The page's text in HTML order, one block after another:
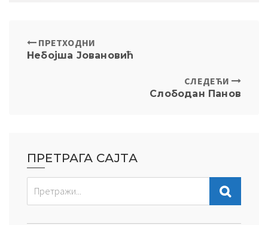
ПРЕТХОДНИ
Небојша Јовановић
СЛЕДЕЋИ
Слободан Панов
ПРЕТРАГА САЈТА